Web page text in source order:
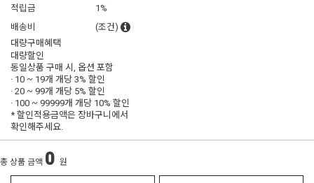
적립금
1%
배송비
(조건)
대량구매혜택
대량할인
동일상품 구매 시, 옵션 포함
· 10 ~ 19개 개당3% 할인
· 20 ~ 99개 개당 5% 할인
· 100 ~ 99999개 개당 10% 할인
* 할인적용금액은 장바구니에서
확인해주세요.
총 상품 금액 0 원